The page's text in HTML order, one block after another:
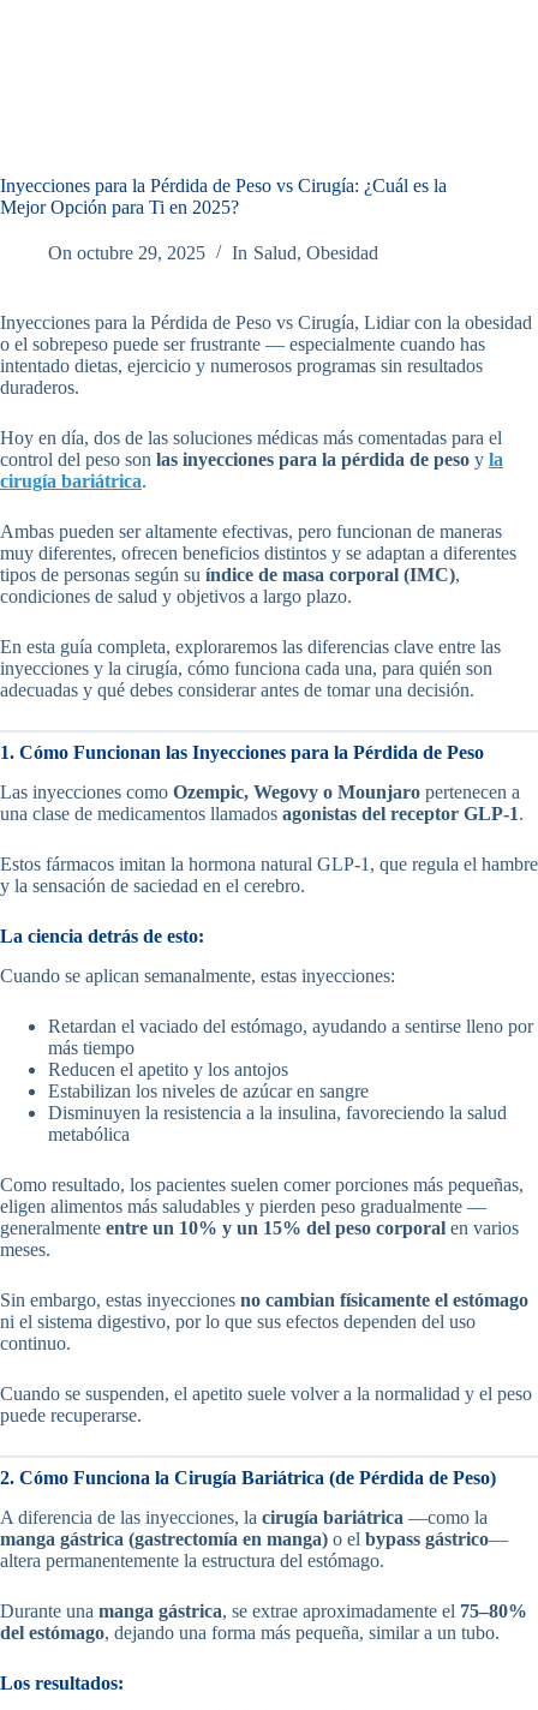
Inyecciones para la Pérdida de Peso vs Cirugía: ¿Cuál es la
Mejor Opción para Ti en 2025?
On octubre 29, 2025 In Salud, Obesidad
Inyecciones para la Pérdida de Peso vs Cirugía, Lidiar con la obesidad
o el sobrepeso puede ser frustrante — especialmente cuando has
intentado dietas, ejercicio y numerosos programas sin resultados
duraderos.
Hoy en día, dos de las soluciones médicas más comentadas para el
control del peso son las inyecciones para la pérdida de peso y la
cirugía bariátrica.
Ambas pueden ser altamente efectivas, pero funcionan de maneras
muy diferentes, ofrecen beneficios distintos y se adaptan a diferentes
tipos de personas según su índice de masa corporal (IMC),
condiciones de salud y objetivos a largo plazo.
En esta guía completa, exploraremos las diferencias clave entre las
inyecciones y la cirugía, cómo funciona cada una, para quién son
adecuadas y qué debes considerar antes de tomar una decisión.
1. Cómo Funcionan las Inyecciones para la Pérdida de Peso
Las inyecciones como Ozempic, Wegovy o Mounjaro pertenecen a
una clase de medicamentos llamados agonistas del receptor GLP-1.
Estos fármacos imitan la hormona natural GLP-1, que regula el hambre
y la sensación de saciedad en el cerebro.
La ciencia detrás de esto:
Cuando se aplican semanalmente, estas inyecciones:
Retardan el vaciado del estómago, ayudando a sentirse lleno por
más tiempo
Reducen el apetito y los antojos
Estabilizan los niveles de azúcar en sangre
Disminuyen la resistencia a la insulina, favoreciendo la salud
metabólica
Como resultado, los pacientes suelen comer porciones más pequeñas,
eligen alimentos más saludables y pierden peso gradualmente —
generalmente entre un 10% y un 15% del peso corporal en varios
meses.
Sin embargo, estas inyecciones no cambian físicamente el estómago
ni el sistema digestivo, por lo que sus efectos dependen del uso
continuo.
Cuando se suspenden, el apetito suele volver a la normalidad y el peso
puede recuperarse.
2. Cómo Funciona la Cirugía Bariátrica (de Pérdida de Peso)
A diferencia de las inyecciones, la cirugía bariátrica —como la
manga gástrica (gastrectomía en manga) o el bypass gástrico—
altera permanentemente la estructura del estómago.
Durante una manga gástrica, se extrae aproximadamente el 75–80%
del estómago, dejando una forma más pequeña, similar a un tubo.
Los resultados: